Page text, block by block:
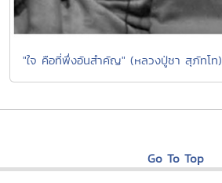
"ใจ คือที่พึ่งอันสำคัญ" (หลวงปู่ชา สุภัทโท)
Go To Top